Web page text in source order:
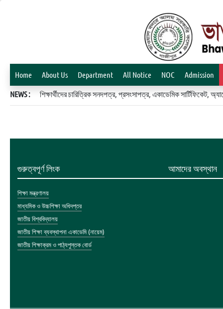
Home About Us Department All Notice NOC Admission
NEWS : শিক্ষার্থীদের চারিত্রিক সনদপত্র, প্রসংসাপত্র, একাডেমিক
গুরুত্বপূর্ণ লিংক
শিক্ষা মন্ত্রণালয়
মাধ্যমিক ও উচ্চশিক্ষা অধিদপ্তর
জাতীয় বিশ্ববিদ্যালয়
জাতীয় শিক্ষা ব্যবস্থাপনা একাডেমি (নায়েম)
জাতীয় শিক্ষাক্রম ও পাঠ্যপুস্তক বোর্ড
আমাদের অবস্থান